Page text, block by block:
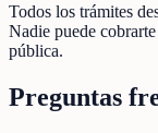
Todos los trámites
Nadie puede
pública.
Preguntas